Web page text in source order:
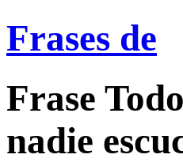
Frases de
Frase
nadie